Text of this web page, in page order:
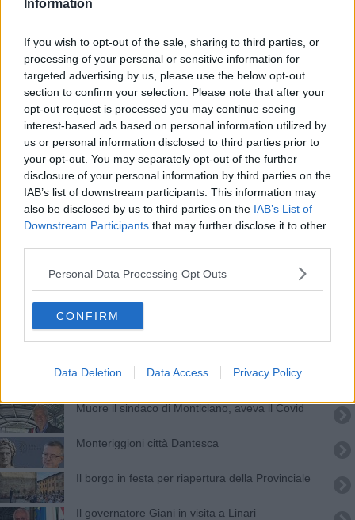
Information
If you wish to opt-out of the sale, sharing to third parties, or
processing of your personal or sensitive information for
targeted advertising by us, please use the below opt-out
section to confirm your selection. Please note that after your
opt-out request is processed you may continue seeing
interest-based ads based on personal information utilized by
us or personal information disclosed to third parties prior to
your opt-out. You may separately opt-out of the further
disclosure of your personal information by third parties on the
IAB’s list of downstream participants. This information may
also be disclosed by us to third parties on the IAB’s List of
Downstream Participants that may further disclose it to other
Personal Data Processing Opt Outs
CONFIRM
Data Deletion Data Access Privacy Policy
Sds, accordo con i sindacati
Taglio del nastro per lo stadio comunale
Trentotto milioni per le piccole e medie imprese
Covid-19, la raccolta dei rifiuti in sicurezza
La Fase 2 negli ospedali della Toscana Sud
Colle ha voce in capitolo nel turismo toscano
​Covid: Toscana ancora arancione ma Pistoia e
Siena si tingono di rosso
Troppi casi e varianti, i perché della zona rossa
Nasce lo sportello bandi comunali
Muore il sindaco di Monticiano, aveva il Covid
Monteriggioni città Dantesca
Il borgo in festa per riapertura della Provinciale
Il governatore Giani in visita a Linari